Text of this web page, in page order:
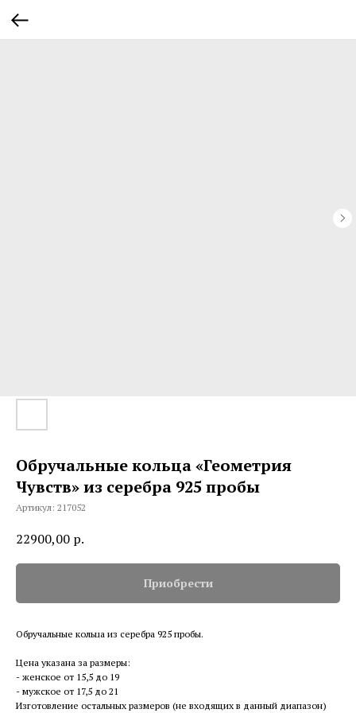
Обручальные кольца «Геометрия
Чувств» из серебра 925 пробы
Артикул: 217052
22900,00 р.
Приобрести
Обручальные кольца из серебра 925 пробы.
Цена указана за размеры:
- женское от 15,5 до 19
- мужское от 17,5 до 21
Изготовление остальных размеров (не входящих в данный диапазон)